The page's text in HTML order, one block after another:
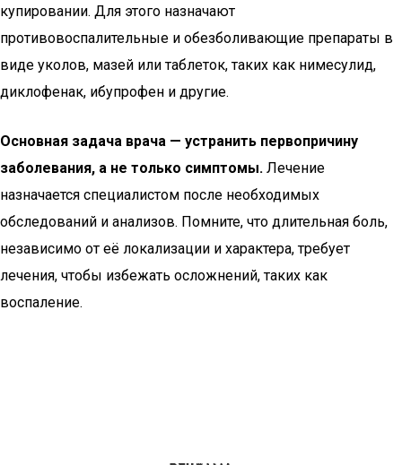
купировании. Для этого назначают
противовоспалительные и обезболивающие препараты в
виде уколов, мазей или таблеток, таких как нимесулид,
диклофенак, ибупрофен и другие.
Основная задача врача — устранить первопричину
заболевания, а не только симптомы. Лечение
назначается специалистом после необходимых
обследований и анализов. Помните, что длительная боль,
независимо от её локализации и характера, требует
лечения, чтобы избежать осложнений, таких как
воспаление.